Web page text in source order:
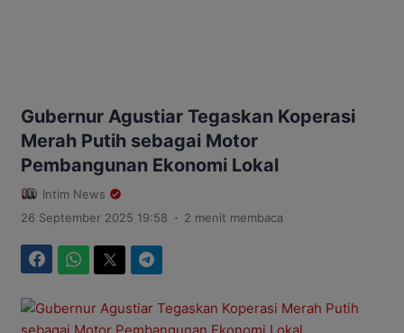
Gubernur Agustiar Tegaskan Koperasi
Merah Putih sebagai Motor
Pembangunan Ekonomi Lokal
Intim News
26 September 2025 19:58 . 2 menit membaca